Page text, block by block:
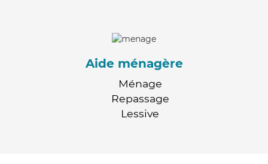
Aide ménagère
Ménage
Repassage
Lessive